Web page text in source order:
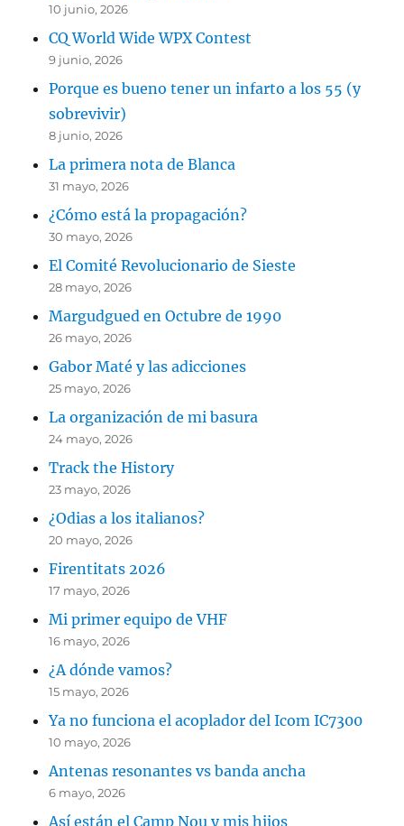
10 junio, 2026
CQ World Wide WPX Contest
9 junio, 2026
Porque es bueno tener un infarto a los 55 (y
sobrevivir)
8 junio, 2026
La primera nota de Blanca
31 mayo, 2026
¿Cómo está la propagación?
30 mayo, 2026
El Comité Revolucionario de Sieste
28 mayo, 2026
Margudgued en Octubre de 1990
26 mayo, 2026
Gabor Maté y las adicciones
25 mayo, 2026
La organización de mi basura
24 mayo, 2026
Track the History
23 mayo, 2026
¿Odias a los italianos?
20 mayo, 2026
Firentitats 2026
17 mayo, 2026
Mi primer equipo de VHF
16 mayo, 2026
¿A dónde vamos?
15 mayo, 2026
Ya no funciona el acoplador del Icom IC7300
10 mayo, 2026
Antenas resonantes vs banda ancha
6 mayo, 2026
Así están el Camp Nou y mis hijos